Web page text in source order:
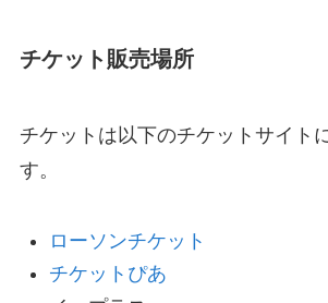
チケット販売場所
チケットは以下のチケットサイト
す。
ローソンチケット
チケットぴあ